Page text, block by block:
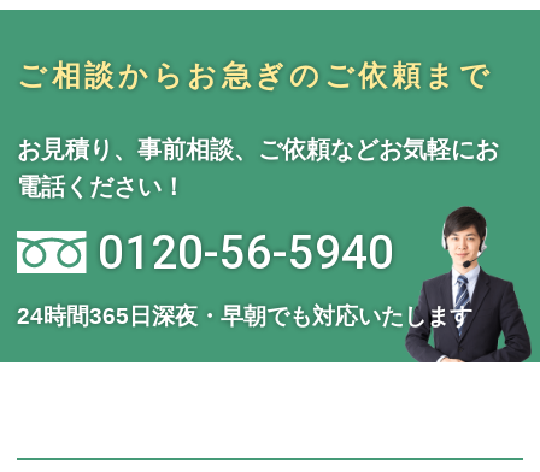
ご相談からお急ぎのご依頼まで
お見積り、事前相談、ご依頼などお気軽にお
電話ください！
0120-56-5940
24時間365日深夜・早朝でも対応いたします